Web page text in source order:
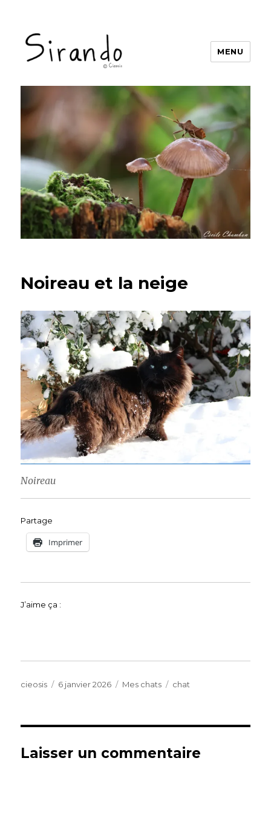
MENU
Noireau et la neige
Noireau
Partage
Imprimer
J’aime ça :
Auteur
cieosis
Publié
6 janvier 2026 Catégories
Mes chats Étiquettes
chat
Laisser un commentaire